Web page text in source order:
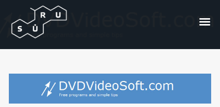
DVD kopija
Posted On2010/06/02 In